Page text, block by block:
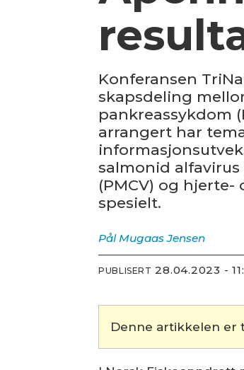
Konferansen
skaps­­deling
pankreas­sykdom
arrangert har
salmonid alfavirus
(PMCV) og hjerte-
spesielt.
Pål Mugaas Jensen
PUBLISERT 28.04.2023 -
Denne artikkelen er